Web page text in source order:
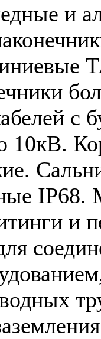
и
с
10кВ.
IP68.
и